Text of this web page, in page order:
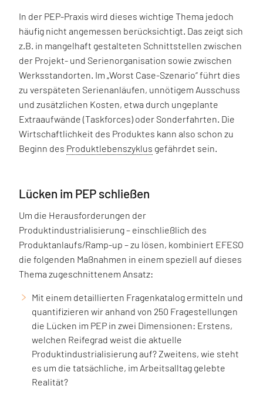
In der PEP-Praxis wird dieses wichtige Thema jedoch
häufig nicht angemessen berücksichtigt. Das zeigt sich
z.B. in mangelhaft gestalteten Schnittstellen zwischen
der Projekt- und Serienorganisation sowie zwischen
Werksstandorten. Im „Worst Case-Szenario“ führt dies
zu verspäteten Serienanläufen, unnötigem Ausschuss
und zusätzlichen Kosten, etwa durch ungeplante
Extraaufwände (Taskforces) oder Sonderfahrten. Die
Wirtschaftlichkeit des Produktes kann also schon zu
Beginn des Produktlebenszyklus gefährdet sein.
Lücken im PEP schließen
Um die Herausforderungen der
Produktindustrialisierung – einschließlich des
Produktanlaufs/Ramp-up – zu lösen, kombiniert EFESO
die folgenden Maßnahmen in einem speziell auf dieses
Thema zugeschnittenem Ansatz:
Mit einem detaillierten Fragenkatalog ermitteln und
quantifizieren wir anhand von 250 Fragestellungen
die Lücken im PEP in zwei Dimensionen: Erstens,
welchen Reifegrad weist die aktuelle
Produktindustrialisierung auf? Zweitens, wie steht
es um die tatsächliche, im Arbeitsalltag gelebte
Realität?